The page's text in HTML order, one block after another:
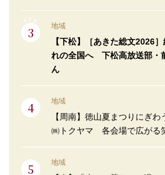
地域
【下松】［あきた総文2026
れの全国へ 下松高放送部・
ん
地域
【周南】徳山夏まつりにぎ
㈱トクヤマ 各会場で広がる
地域